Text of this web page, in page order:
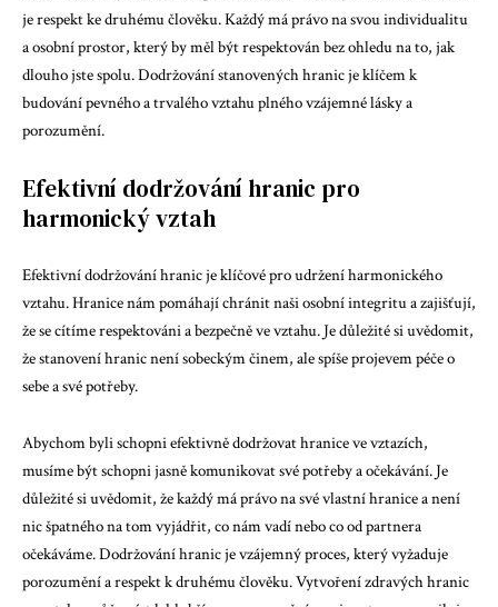
je respekt ke druhému člověku. Každý má právo na svou individualitu
a osobní prostor, který by měl být respektován bez ohledu na to, jak
dlouho jste spolu. Dodržování stanovených hranic je klíčem k
budování pevného a trvalého vztahu plného vzájemné lásky a
porozumění.
Efektivní dodržování hranic pro
harmonický vztah
Efektivní dodržování hranic je klíčové pro udržení harmonického
vztahu. Hranice nám pomáhají chránit naši osobní integritu a zajišťují,
že se cítíme respektováni a bezpečně ve vztahu. Je důležité si uvědomit,
že stanovení hranic není sobeckým činem, ale spíše projevem péče o
sebe a své potřeby.
Abychom byli schopni efektivně dodržovat hranice ve vztazích,
musíme být schopni jasně komunikovat své potřeby a očekávání. Je
důležité si uvědomit, že každý má právo na své vlastní hranice a není
nic špatného na tom vyjádřit, co nám vadí nebo co od partnera
očekáváme. Dodržování hranic je vzájemný proces, který vyžaduje
porozumění a respekt k druhému člověku. Vytvoření zdravých hranic